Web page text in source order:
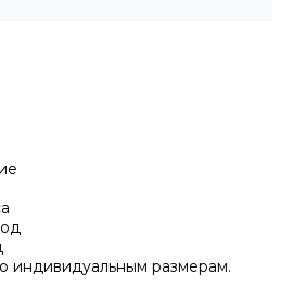
индивидуальным размерам.